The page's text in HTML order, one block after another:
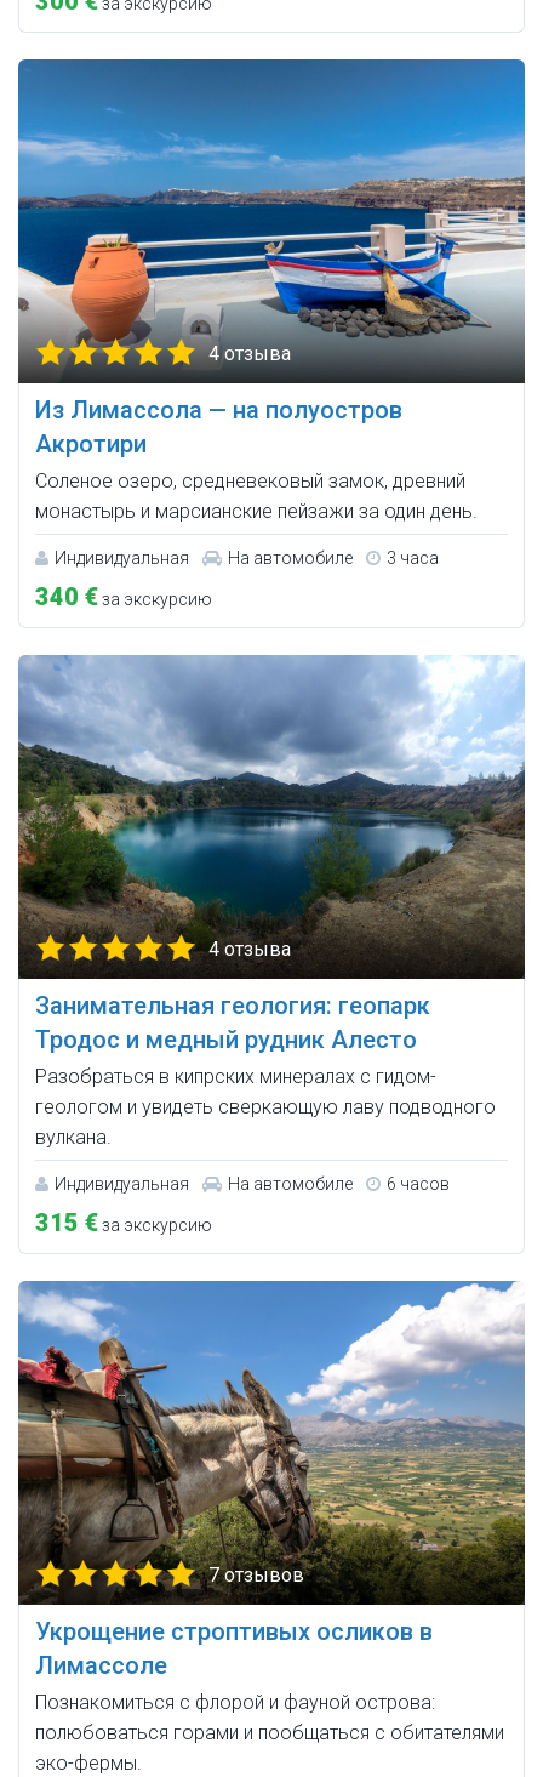
4 отзыва
Из Лимассола — на полуостров
Акротири
Соленое озеро, средневековый замок, древний
монастырь и марсианские пейзажи за один день.
Индивидуальная На автомобиле 3 часа
340 €за экскурсию
4 отзыва
Занимательная геология: геопарк
Тродос и медный рудник Алесто
Разобраться в кипрских минералах с гидом-
геологом и увидеть сверкающую лаву подводного
вулкана.
Индивидуальная На автомобиле 6 часов
315 €за экскурсию
7 отзывов
Укрощение строптивых осликов в
Лимассоле
Познакомиться с флорой и фауной острова:
полюбоваться горами и пообщаться с обитателями
эко-фермы.